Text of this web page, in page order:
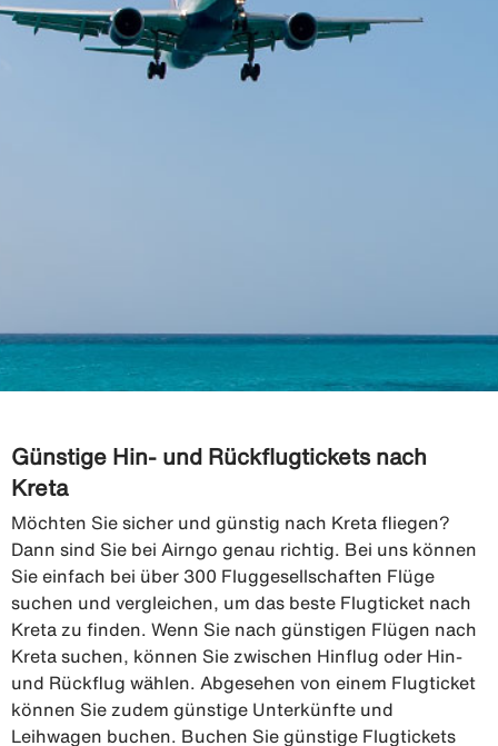
Günstige Hin- und Rückflugtickets nach
Kreta
Möchten Sie sicher und günstig nach Kreta fliegen?
Dann sind Sie bei Airngo genau richtig. Bei uns können
Sie einfach bei über 300 Fluggesellschaften Flüge
suchen und vergleichen, um das beste Flugticket nach
Kreta zu finden. Wenn Sie nach günstigen Flügen nach
Kreta suchen, können Sie zwischen Hinflug oder Hin-
und Rückflug wählen. Abgesehen von einem Flugticket
können Sie zudem günstige Unterkünfte und
Leihwagen buchen. Buchen Sie günstige Flugtickets